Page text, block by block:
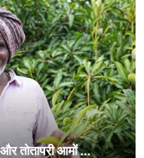
तोतापरी आमों ...